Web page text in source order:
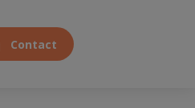
Contact